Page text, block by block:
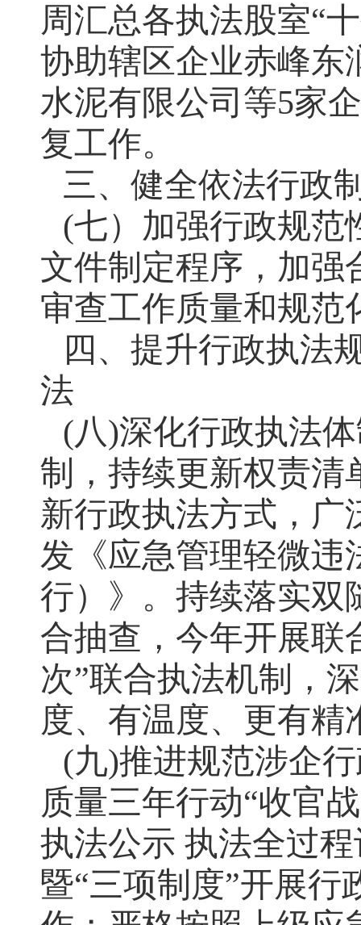
周汇总各执法股室“
协助辖区企业赤峰东
水泥有限公司等5家
复工作。
三、健全依法行政
(七）加强行政规范
文件制定程序，加强
审查工作质量和规范
四、提升行政执法
法
(八)深化行政执法
制，持续更新权责清
新行政执法方式，广
发《应急管理轻微违
行）》。持续落实双
合抽查，今年开展联
次”联合执法机制，
度、有温度、更有精
(九)推进规范涉企
质量三年行动“收官
执法公示 执法全过
暨“三项制度”开展